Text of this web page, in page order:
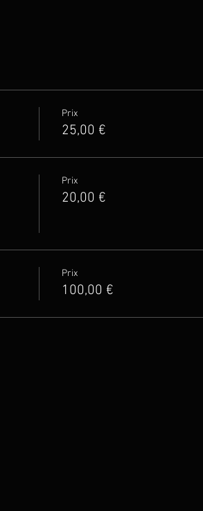
Prix
25,00 €
Prix
20,00 €
Prix
100,00 €